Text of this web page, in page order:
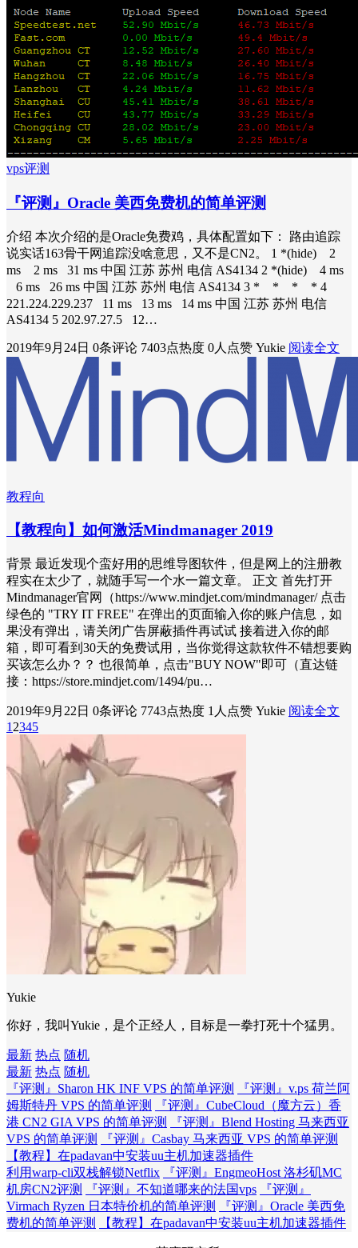
vps评测
『评测』Oracle 美西免费机的简单评测
介绍 本次介绍的是Oracle免费鸡，具体配置如下： 路由追踪
说实话163骨干网追踪没啥意思，又不是CN2。 1 *(hide) 2
ms 2 ms 31 ms 中国 江苏 苏州 电信 AS4134 2 *(hide) 4 ms
6 ms 26 ms 中国 江苏 苏州 电信 AS4134 3 * * * * 4
221.224.229.237 11 ms 13 ms 14 ms 中国 江苏 苏州 电信
AS4134 5 202.97.27.5 12…
2019年9月24日 0条评论 7403点热度 0人点赞 Yukie 阅读全文
教程向
【教程向】如何激活Mindmanager 2019
背景 最近发现个蛮好用的思维导图软件，但是网上的注册教
程实在太少了，就随手写一个水一篇文章。 正文 首先打开
Mindmanager官网（https://www.mindjet.com/mindmanager/ 点击
绿色的 "TRY IT FREE" 在弹出的页面输入你的账户信息，如
果没有弹出，请关闭广告屏蔽插件再试试 接着进入你的邮
箱，即可看到30天的免费试用，当你觉得这款软件不错想要购
买该怎么办？？ 也很简单，点击"BUY NOW"即可（直达链
接：https://store.mindjet.com/1494/pu…
2019年9月22日 0条评论 7743点热度 1人点赞 Yukie 阅读全文
1 2345
Yukie
你好，我叫Yukie，是个正经人，目标是一拳打死十个猛男。
最新 热点 随机
最新 热点 随机
『评测』Sharon HK INF VPS 的简单评测
『评测』v.ps 荷兰阿
姆斯特丹 VPS 的简单评测
『评测』CubeCloud（魔方云）香
港 CN2 GIA VPS 的简单评测
『评测』Blend Hosting 马来西亚
VPS 的简单评测
『评测』Casbay 马来西亚 VPS 的简单评测
【教程】在padavan中安装uu主机加速器插件
利用warp-cli双栈解锁Netflix
『评测』EngmeoHost 洛杉矶MC
机房CN2评测
『评测』不知道哪来的法国vps
『评测』
Virmach Ryzen 日本特价机的简单评测
『评测』Oracle 美西免
费机的简单评测
【教程】在padavan中安装uu主机加速器插件